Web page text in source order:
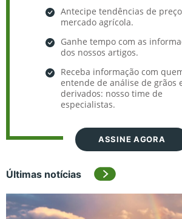
Antecipe tendências de
mercado agrícola.
Ganhe tempo com as
dos nossos artigos.
Receba informação com
entende de análise de grãos
derivados: nosso time de
especialistas.
ASSINE AGORA
Últimas notícias